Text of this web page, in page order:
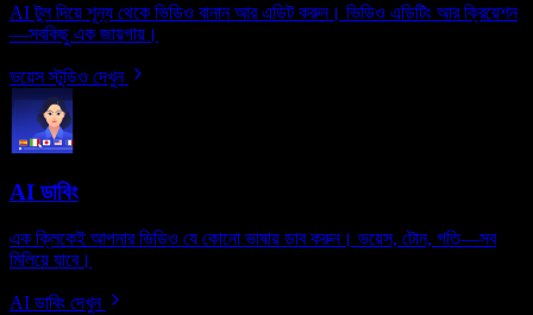
AI টুল দিয়ে শূন্য থেকে ভিডিও বানান আর এডিট করুন। ভিডিও এডিটিং আর ক্রিয়েশন
—সবকিছু এক জায়গায়।
ভয়েস স্টুডিও দেখুন
AI ডাবিং
এক ক্লিকেই আপনার ভিডিও যে কোনো ভাষায় ডাব করুন। ভয়েস, টোন, গতি—সব
মিলিয়ে যাবে।
AI ডাবিং দেখুন